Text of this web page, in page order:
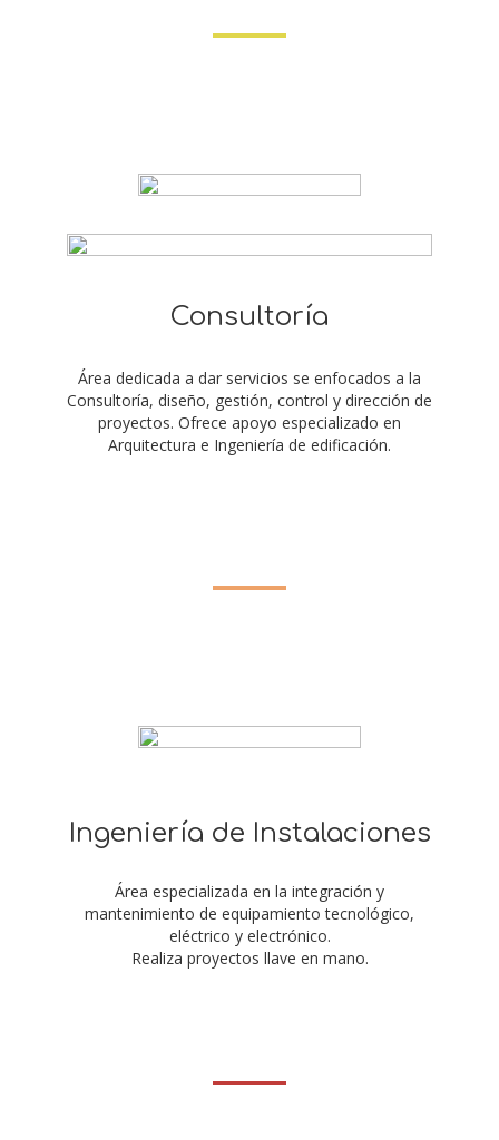
Consultoría
Área dedicada a dar servicios se enfocados a la
Consultoría, diseño, gestión, control y dirección de
proyectos. Ofrece apoyo especializado en
Arquitectura e Ingeniería de edificación.
Ingeniería de Instalaciones
Área especializada en la integración y
mantenimiento de equipamiento tecnológico,
eléctrico y electrónico.
Realiza proyectos llave en mano.